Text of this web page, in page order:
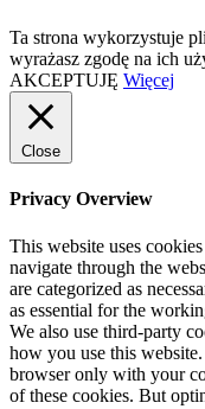
Ta strona wykorzystuje
wyrażasz zgodę na ich
AKCEPTUJĘ Więcej
Close
Privacy Overview
This website uses
navigate through the
are categorized as
as essential for the
We also use third-party
how you use this
browser only with your
of these cookies. But